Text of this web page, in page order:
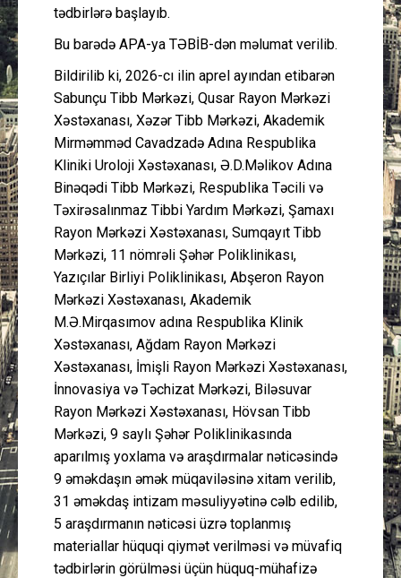
Əlaqə
tədbirlərə başlayıb.
Bu barədə APA-ya TƏBİB-dən məlumat verilib.
Bildirilib ki, 2026-cı ilin aprel ayından etibarən
Sabunçu Tibb Mərkəzi, Qusar Rayon Mərkəzi
Xəstəxanası, Xəzər Tibb Mərkəzi, Akademik
Mirməmməd Cavadzadə Adına Respublika
Kliniki Uroloji Xəstəxanası, Ə.D.Məlikov Adına
Binəqədi Tibb Mərkəzi, Respublika Təcili və
Təxirəsalınmaz Tibbi Yardım Mərkəzi, Şamaxı
Rayon Mərkəzi Xəstəxanası, Sumqayıt Tibb
Mərkəzi, 11 nömrəli Şəhər Poliklinikası,
Yazıçılar Birliyi Poliklinikası, Abşeron Rayon
Mərkəzi Xəstəxanası, Akademik
M.Ə.Mirqasımov adına Respublika Klinik
Xəstəxanası, Ağdam Rayon Mərkəzi
Xəstəxanası, İmişli Rayon Mərkəzi Xəstəxanası,
İnnovasiya və Təchizat Mərkəzi, Biləsuvar
Rayon Mərkəzi Xəstəxanası, Hövsan Tibb
Mərkəzi, 9 saylı Şəhər Poliklinikasında
aparılmış yoxlama və araşdırmalar nəticəsində
9 əməkdaşın əmək müqaviləsinə xitam verilib,
31 əməkdaş intizam məsuliyyətinə cəlb edilib,
5 araşdırmanın nəticəsi üzrə toplanmış
materiallar hüquqi qiymət verilməsi və müvafiq
tədbirlərin görülməsi üçün hüquq-mühafizə